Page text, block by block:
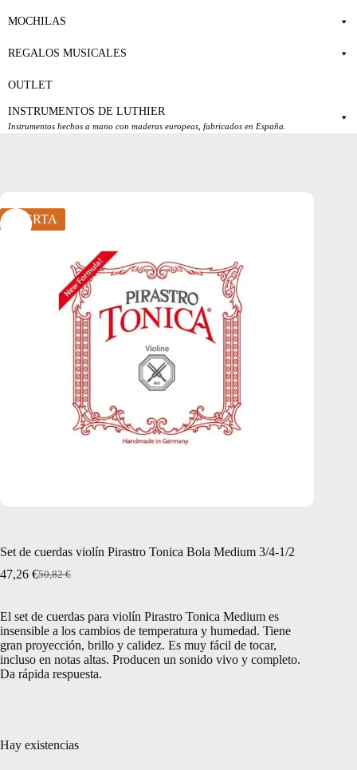
MOCHILAS
REGALOS MUSICALES
OUTLET
INSTRUMENTOS DE LUTHIER
Instrumentos hechos a mano con maderas europeas, fabricados en España.
OFERTA
Set de cuerdas violín Pirastro Tonica Bola Medium 3/4-1/2
50,82€
El
original
era:
50,82 €.
47,26 €El
actual
es:
47,26 €.
El set de cuerdas para violín Pirastro Tonica Medium es
insensible a los cambios de temperatura y humedad. Tiene
gran proyección, brillo y calidez. Es muy fácil de tocar,
incluso en notas altas. Producen un sonido vivo y completo.
Da rápida respuesta.
Hay existencias